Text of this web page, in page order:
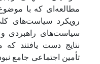
مطالعه‌ای که با
رویکرد سیاست‌های
سیاست‌های راهبردی
نتایج دست یافتند
تأمین اجتماعی جامع